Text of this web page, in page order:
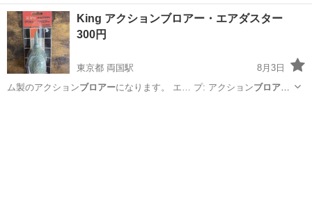
日128日★クリーンルーム内作業★マイカー通勤OK＆無料駐車場あり
★就業先食堂利用可！日払い制度あり！《茨城県常陸大宮市》 人気の
工場のお仕事 ◇コネクタ製造工...
茨城 常陸大宮市 静駅 その他
King アクションブロアー・エアダスター
300円
東京都 両国駅
8月3日
ム製のアクションブロアーになります。 エ… プ: アクションブロアー